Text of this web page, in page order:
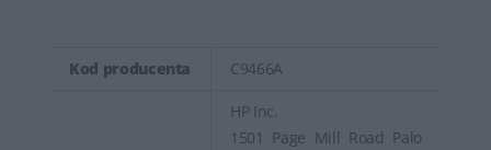
Kod producenta C9466A
HP Inc.
1501 Page Mill Road Palo